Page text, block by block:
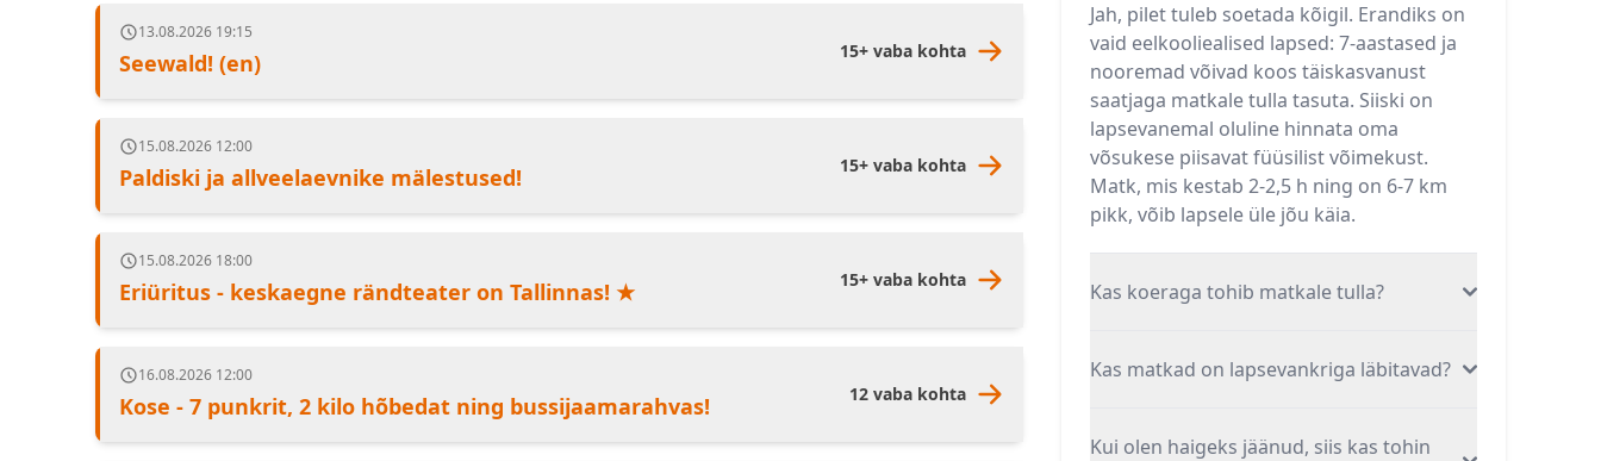
13.08.2026 19:15
Seewald! (en) 15+ vaba kohta
15.08.2026 12:00
Paldiski ja allveelaevnike mälestused! 15+ vaba kohta
15.08.2026 18:00
Eriüritus - keskaegne rändteater on Tallinnas! ★ 15+ vaba kohta
16.08.2026 12:00
Kose - 7 punkrit, 2 kilo hõbedat ning bussijaamarahvas! 12 vaba kohta
Jah, pilet tuleb soetada kõigil. Erandiks on
vaid eelkooliealised lapsed: 7-aastased ja
nooremad võivad koos täiskasvanust
saatjaga matkale tulla tasuta. Siiski on
lapsevanemal oluline hinnata oma
võsukese piisavat füüsilist võimekust.
Matk, mis kestab 2-2,5 h ning on 6-7 km
pikk, võib lapsele üle jõu käia.
Kas koeraga tohib matkale tulla?
Kas matkad on lapsevankriga läbitavad?
Kui olen haigeks jäänud, siis kas tohin